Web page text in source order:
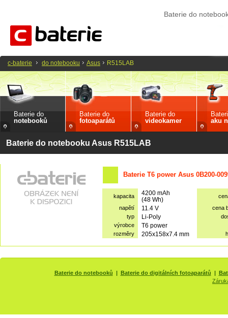
Baterie do
Baterie do
notebooků
Baterie do
fotoaparátů
Baterie do
videokamer
aku
Baterie do notebooku Asus R515LAB
Baterie T6 power Asus 0B200-
kapacita
4200 mAh
(48 Wh)
napětí
11.4 V
cena
typ
Li-Poly
výrobce
T6 power
rozměry 205x158x7.4 mm
c-baterie do notebooku Asus R515LAB
Baterie do notebooků | Baterie do digitálních fotoaparátů |